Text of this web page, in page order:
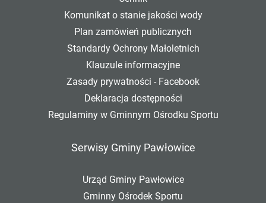
Komunikat o stanie jakości wody
Plan zamówień publicznych
Standardy Ochrony Małoletnich
Klauzule informacyjne
Zasady prywatności - Facebook
Deklaracja dostępności
Regulaminy w Gminnym Ośrodku Sportu
Serwisy Gminy Pawłowice
Urząd Gminy Pawłowice
Gminny Ośrodek Sportu